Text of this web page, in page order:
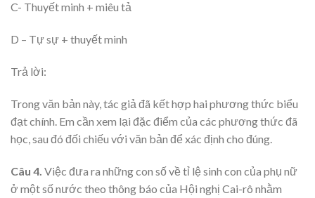
C- Thuyết minh + miêu tả
D – Tự sự + thuyết minh
Trả lời:
Trong văn bản này, tác giả đã kết hợp hai phương thức biểu
đạt chính. Em cần xem lại đặc điểm của các phương thức đã
học, sau đó đối chiếu với văn bản để xác định cho đúng.
Câu 4. Việc đưa ra những con số về tỉ lệ sinh con của phụ nữ
ở một số nước theo thông báo của Hội nghị Cai-rô nhằm